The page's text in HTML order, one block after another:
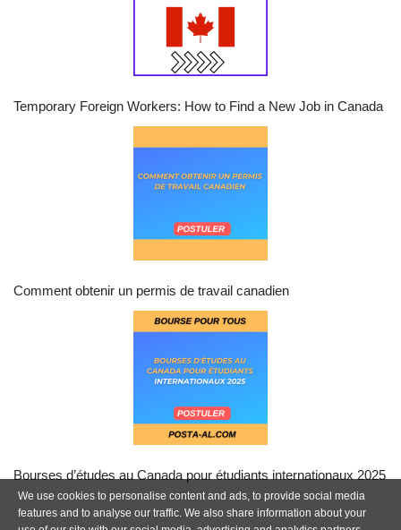
Temporary Foreign Workers: How to Find a New Job in Canada
Comment obtenir un permis de travail canadien
Bourses d’études au Canada pour étudiants internationaux 2025
We use cookies to personalise content and ads, to provide social media
features and to analyse our traffic. We also share information about your